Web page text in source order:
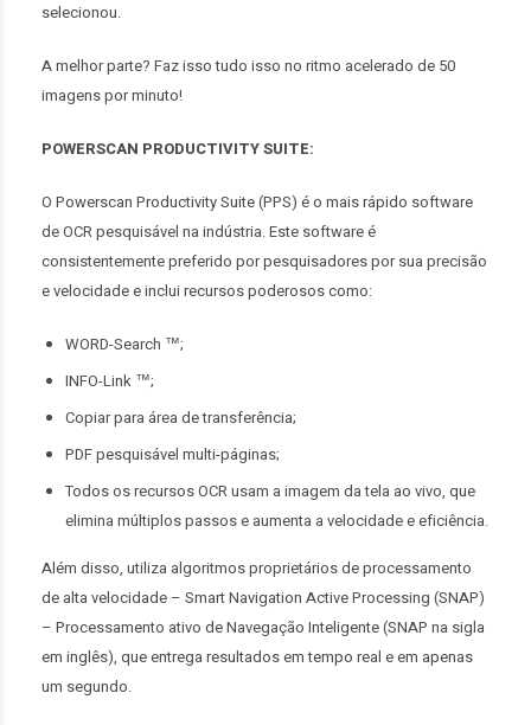
selecionou.
A melhor parte? Faz isso tudo isso no ritmo acelerado de 50
imagens por minuto!
POWERSCAN PRODUCTIVITY SUITE:
O Powerscan Productivity Suite (PPS) é o mais rápido software
de OCR pesquisável na indústria. Este software é
consistentemente preferido por pesquisadores por sua precisão
e velocidade e inclui recursos poderosos como:
WORD-Search ™;
INFO-Link ™;
Copiar para área de transferência;
PDF pesquisável multi-páginas;
Todos os recursos OCR usam a imagem da tela ao vivo, que
elimina múltiplos passos e aumenta a velocidade e eficiência.
Além disso, utiliza algoritmos proprietários de processamento
de alta velocidade – Smart Navigation Active Processing (SNAP)
– Processamento ativo de Navegação Inteligente (SNAP na sigla
em inglês), que entrega resultados em tempo real e em apenas
um segundo.